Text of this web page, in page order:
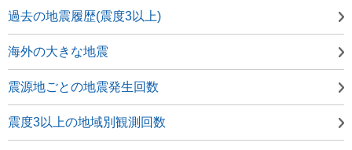
過去の地震履歴(震度3以上)
海外の大きな地震
震源地ごとの地震発生回数
震度3以上の地域別観測回数